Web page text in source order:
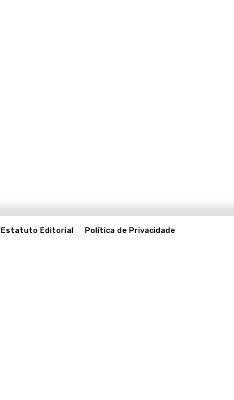
Estatuto Editorial Política de Privacidade